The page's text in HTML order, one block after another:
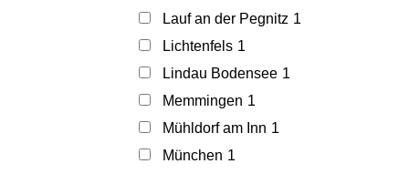
Lauf an der Pegnitz 1
Lichtenfels 1
Lindau Bodensee 1
Memmingen 1
Mühldorf am Inn 1
München 1